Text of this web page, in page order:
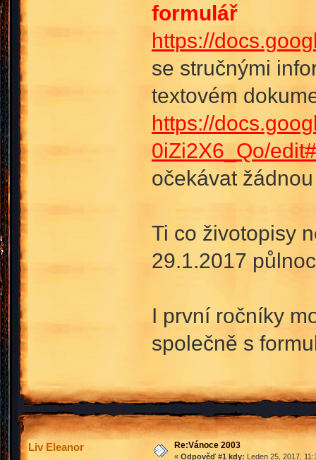
formulář
https://
se stručnými
textovém
https://
0iZi2X6_Qo/
očekávat
Ti co životopisy
29.1.2017
I první ročníky
společně s
Liv Eleanor Re:Vánoce 2003
« Odpověď #1 kdy: Leden 25, 2017,